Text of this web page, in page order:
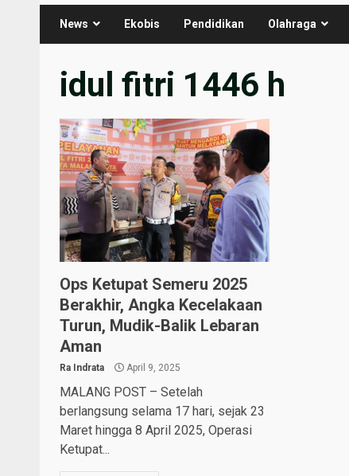
News Ekobis Pendidikan Olahraga
idul fitri 1446 h
Ops Ketupat Semeru 2025
Berakhir, Angka Kecelakaan
Turun, Mudik-Balik Lebaran
Aman
Ra Indrata April 9, 2025
MALANG POST – Setelah
berlangsung selama 17 hari, sejak 23
Maret hingga 8 April 2025, Operasi
Ketupat...